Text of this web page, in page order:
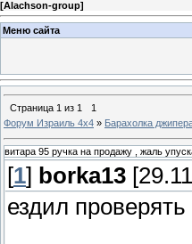
[Alachson-group]
Меню сайта
Страница 1 из 1
1
Форум Израиль 4х4 » Барахолка
витара 95 ручка на продажу , жаль
[1] borka13
ездил